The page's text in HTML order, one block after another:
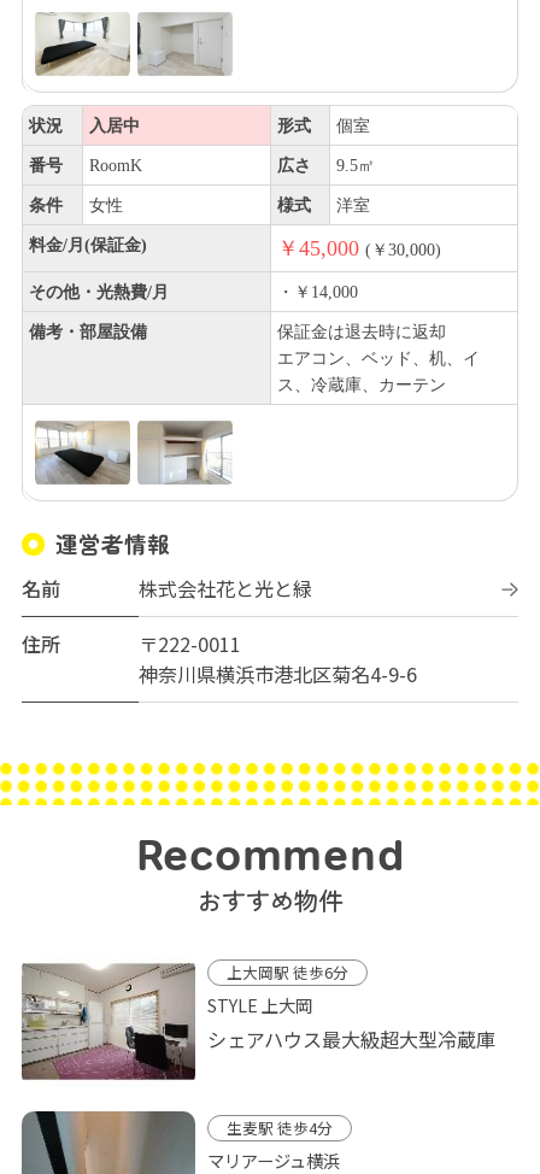
状況 入居中 形式 個室
番号 RoomK 広さ 9.5㎡
条件 女性 様式 洋室
料金/月(保証金) ￥45,000 (￥30,000)
その他・光熱費/月 ・￥14,000
備考・部屋設備
保証金は退去時に返却
エアコン、ベッド、机、イ
ス、冷蔵庫、カーテン
運営者情報
名前
株式会社花と光と緑
住所
〒222-0011
神奈川県横浜市港北区菊名4-9-6
Recommend
おすすめ物件
上大岡駅 徒歩6分
STYLE 上大岡
シェアハウス最大級超大型冷蔵庫
生麦駅 徒歩4分
マリアージュ横浜